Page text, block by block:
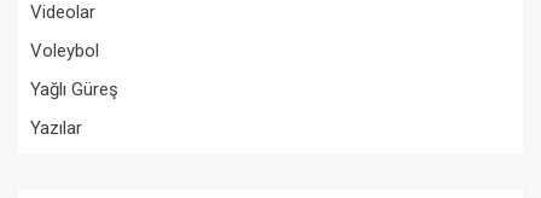
Videolar
Voleybol
Yağlı Güreş
Yazılar